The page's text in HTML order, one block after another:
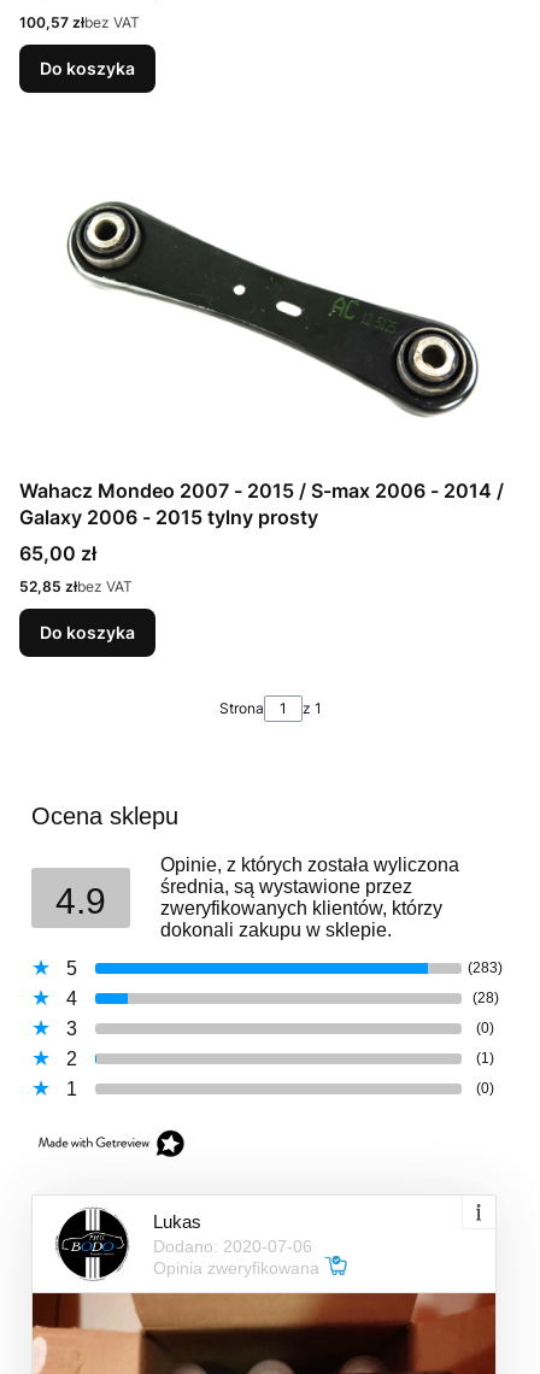
Cena
100,57 złbez VAT
Do koszyka
Wahacz Mondeo 2007 - 2015 / S-max 2006 - 2014 /
Galaxy 2006 - 2015 tylny prosty
Cena
65,00 zł
Cena
52,85 złbez VAT
Do koszyka
Strona z 1
Ocena sklepu
4.9
Opinie, z których została wyliczona
średnia, są wystawione przez
zweryfikowanych klientów, którzy
dokonali zakupu w sklepie.
5
(283)
4 (28)
3 (0)
2 (1)
1 (0)
Lukas
Dodano: 2020-07-06
Opinia zweryfikowana